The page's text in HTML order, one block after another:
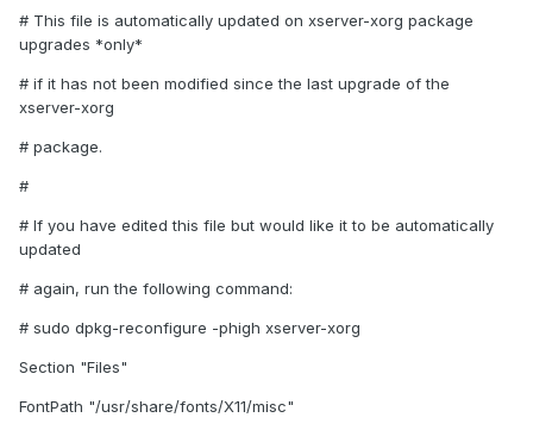
# This file is automatically updated on xserver-xorg package
upgrades *only*
# if it has not been modified since the last upgrade of the
xserver-xorg
# package.
#
# If you have edited this file but would like it to be automatically
updated
# again, run the following command:
# sudo dpkg-reconfigure -phigh xserver-xorg
Section "Files"
FontPath "/usr/share/fonts/X11/misc"